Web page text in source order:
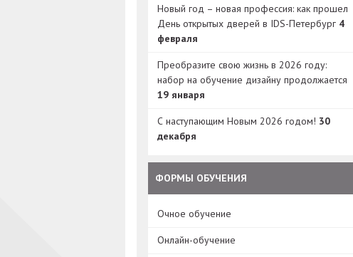
Новый год – новая профессия: как прошел
День открытых дверей в IDS-Петербург 4
февраля
Преобразите свою жизнь в 2026 году:
набор на обучение дизайну продолжается
19 января
С наступающим Новым 2026 годом! 30
декабря
ФОРМЫ ОБУЧЕНИЯ
Очное обучение
Онлайн-обучение